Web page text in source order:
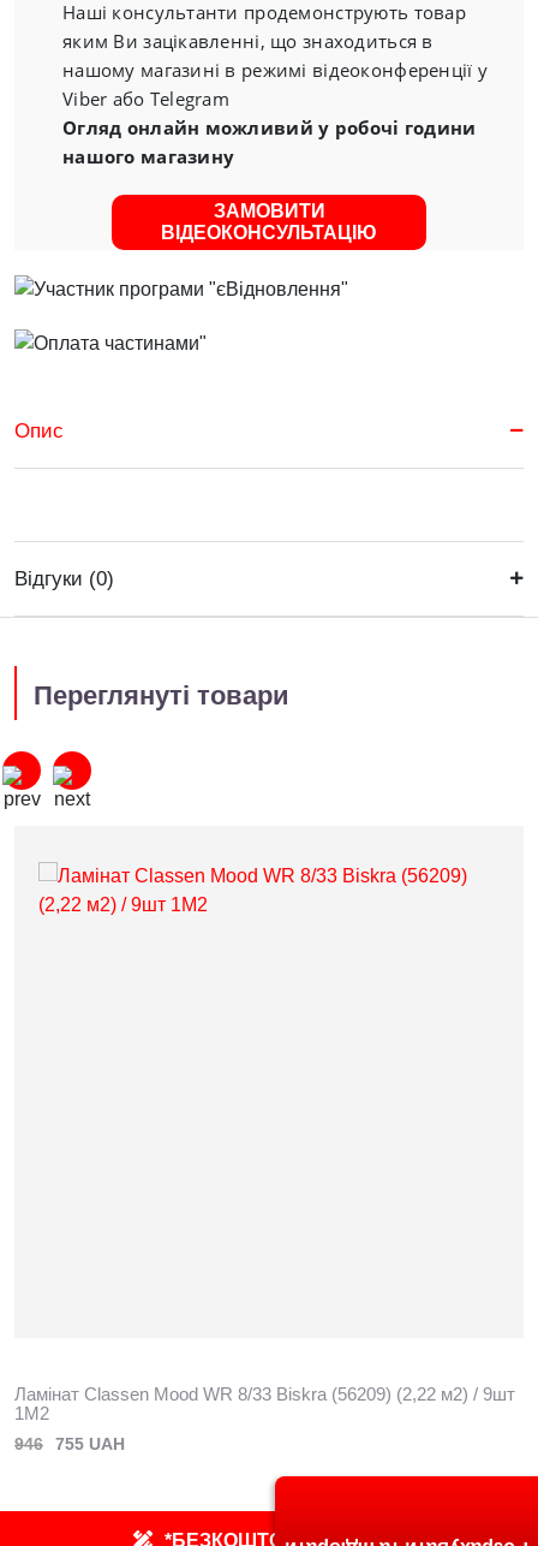
Наші консультанти продемонструють товар
яким Ви зацікавленні, що знаходиться в
нашому магазині в режимі відеоконференції у
Viber або Telegram
Огляд онлайн можливий у робочі години
нашого магазину
ЗАМОВИТИ
ВІДЕОКОНСУЛЬТАЦІЮ
Опис
Відгуки (0)
Переглянуті товари
Ламінат Classen Mood WR 8/33 Biskra (56209) (2,22 м2) / 9шт
1M2
946 755 UAH
*БЕЗКОШТОВНИЙ ЗАМІР